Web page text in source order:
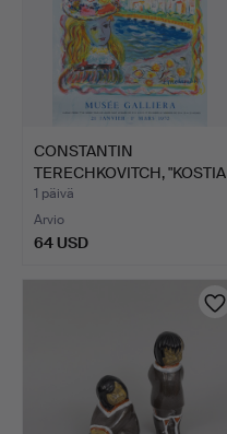
CONSTANTIN
TERECHKOVITCH, "KOSTIA
TERECHKO…
1 päivä
Arvio
64 USD